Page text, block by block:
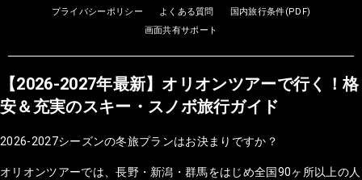
プライバシーポリシー
よくある質問
国内旅行条件(PDF)
画面共有サポート
【2026-2027年最新】オリオンツアーで行く！格
安＆充実のスキー・スノボ旅行ガイド
2026-2027シーズンの冬旅プランはお決まりですか？
オリオンツアーでは、長野・新潟・群馬をはじめ全国90ヶ所以上の人